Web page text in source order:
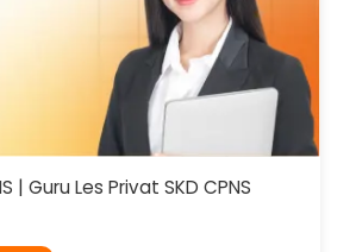
| Guru Les Privat SKD CPNS